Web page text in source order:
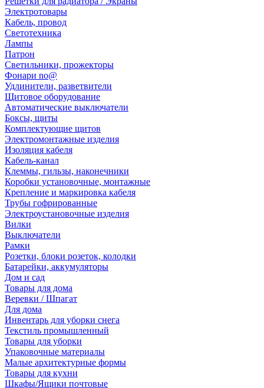
Электротовары
Кабель, провод
Светотехника
Лампы
Патрон
Светильники, прожекторы
Фонари no@
Удлинители, разветвители
Щитовое оборудование
Автоматические выключатели
Боксы, щиты
Комплектующие щитов
Электромонтажные изделия
Изоляция кабеля
Кабель-канал
Клеммы, гильзы, наконечники
Коробки установочные, монтажные
Крепление и маркировка кабеля
Трубы гофрированные
Электроустановочные изделия
Вилки
Выключатели
Рамки
Розетки, блоки розеток, колодки
Батарейки, аккумуляторы
Дом и сад
Товары для дома
Веревки / Шпагат
Для дома
Инвентарь для уборки снега
Текстиль промышленный
Товары для уборки
Упаковочные материалы
Малые архитектурные формы
Товары для кухни
Шкафы/Ящики почтовые